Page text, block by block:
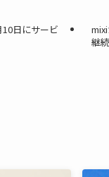
10日にサービ
継